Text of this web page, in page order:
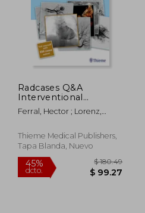
$ 270.54
$ 148.80
45%
dcto.
Radcases Q&A
Interventional
Radiology (en Inglés)
Ferral, Hector ; Lorenz,
Thieme Medical Publishers,
Tapa Blanda, Nuevo